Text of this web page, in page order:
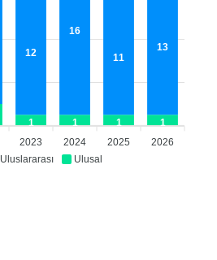
Uluslararası Ulusal
2023 2024 2025 2026
1 1 1 1
12
16
11
13